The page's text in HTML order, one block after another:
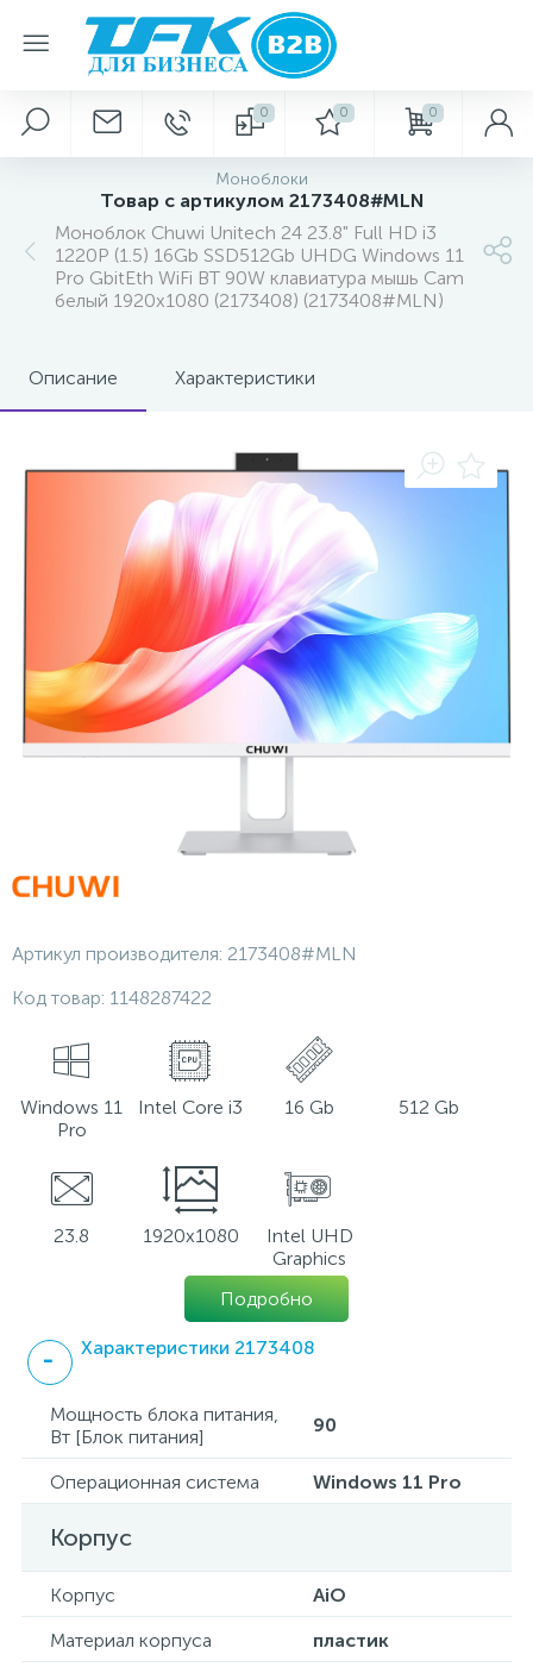
0 0 0
Моноблоки
Товар с артикулом 2173408#MLN
Моноблок Chuwi Unitech 24 23.8" Full HD i3
1220P (1.5) 16Gb SSD512Gb UHDG Windows 11
Pro GbitEth WiFi BT 90W клавиатура мышь Cam
белый 1920x1080 (2173408) (2173408#MLN)
Описание Характеристики
Артикул производителя: 2173408#MLN
Код товар: 1148287422
Windows 11
Pro
Intel Core i3 16 Gb 512 Gb
23.8 1920x1080
Intel UHD
Graphics
Подробно
Характеристики 2173408
Мощность блока питания,
Вт [Блок питания]
90
Операционная система Windows 11 Pro
Корпус
Корпус
AiO
Материал корпуса
пластик